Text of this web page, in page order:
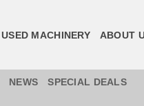
USED MACHINERY ABOUT
NEWS SPECIAL DEALS